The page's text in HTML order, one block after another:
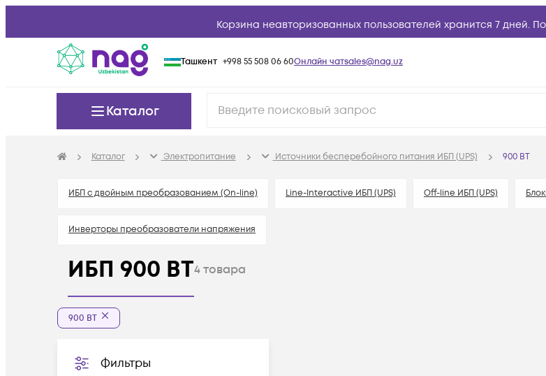
Корзина неавторизованных пользователей хранится 7 дней.
Ташкент +998 55 508 06 60Онлайн чатsales@nag.uz
Каталог
Каталог Электропитание Источники бесперебойного питания ИБП (UPS) 900 ВТ
ИБП с двойным преобразованием (On-line) Line-Interactive ИБП (UPS) Off-line ИБП (UPS)
Инверторы преобразователи напряжения
ИБП 900 ВТ4товара
Фильтры
900 ВТ